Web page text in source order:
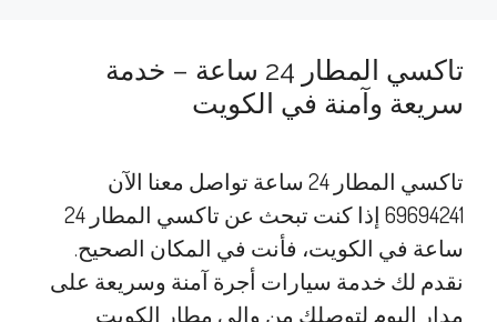
تاكسي المطار 24 ساعة – خدمة
سريعة وآمنة في الكويت
تاكسي المطار 24 ساعة تواصل معنا الآن
69694241 إذا كنت تبحث عن تاكسي المطار 24
ساعة في الكويت، فأنت في المكان الصحيح.
نقدم لك خدمة سيارات أجرة آمنة وسريعة على
مدار اليوم لتوصلك من وإلى مطار الكويت